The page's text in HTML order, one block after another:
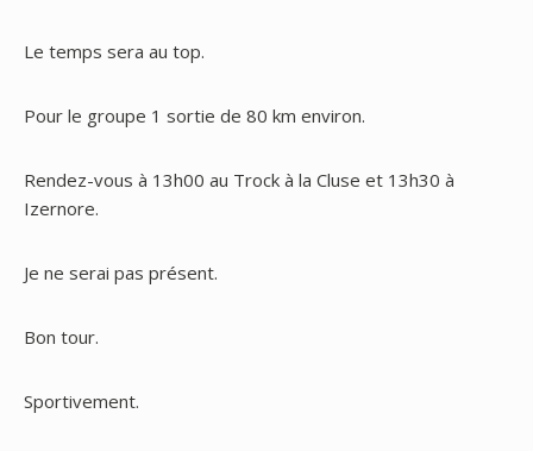
Le temps sera au top.
Pour le groupe 1 sortie de 80 km environ.
Rendez-vous à 13h00 au Trock à la Cluse et 13h30 à
Izernore.
Je ne serai pas présent.
Bon tour.
Sportivement.